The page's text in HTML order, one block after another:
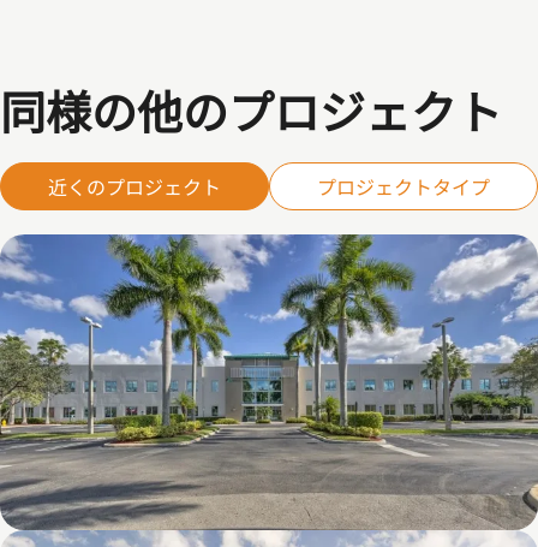
同様の他のプロジェクト
近くのプロジェクト プロジェクトタイプ